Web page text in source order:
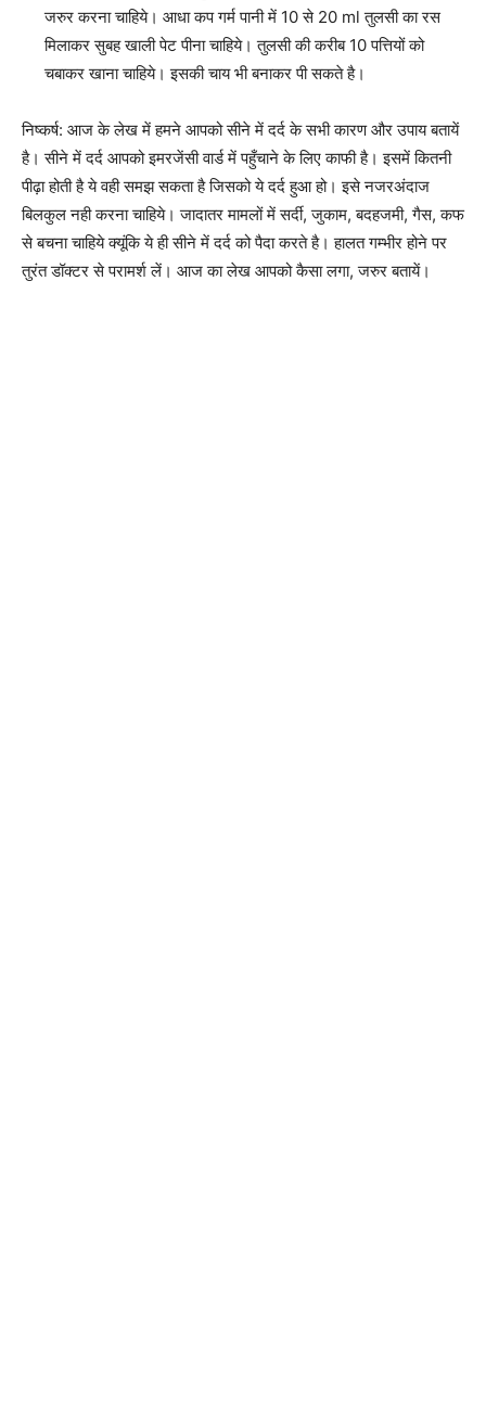
जरुर करना चाहिये। आधा कप गर्म पानी में 10 से 20 ml तुलसी का रस
मिलाकर सुबह खाली पेट पीना चाहिये। तुलसी की करीब 10 पत्तियों को
चबाकर खाना चाहिये। इसकी चाय भी बनाकर पी सकते है।
निष्कर्ष: आज के लेख में हमने आपको सीने में दर्द के सभी कारण और उपाय बतायें
है। सीने में दर्द आपको इमरजेंसी वार्ड में पहुँचाने के लिए काफी है। इसमें कितनी
पीढ़ा होती है ये वही समझ सकता है जिसको ये दर्द हुआ हो। इसे नजरअंदाज
बिलकुल नही करना चाहिये। जादातर मामलों में सर्दी, जुकाम, बदहजमी, गैस, कफ
से बचना चाहिये क्यूंकि ये ही सीने में दर्द को पैदा करते है। हालत गम्भीर होने पर
तुरंत डॉक्टर से परामर्श लें। आज का लेख आपको कैसा लगा, जरुर बतायें।